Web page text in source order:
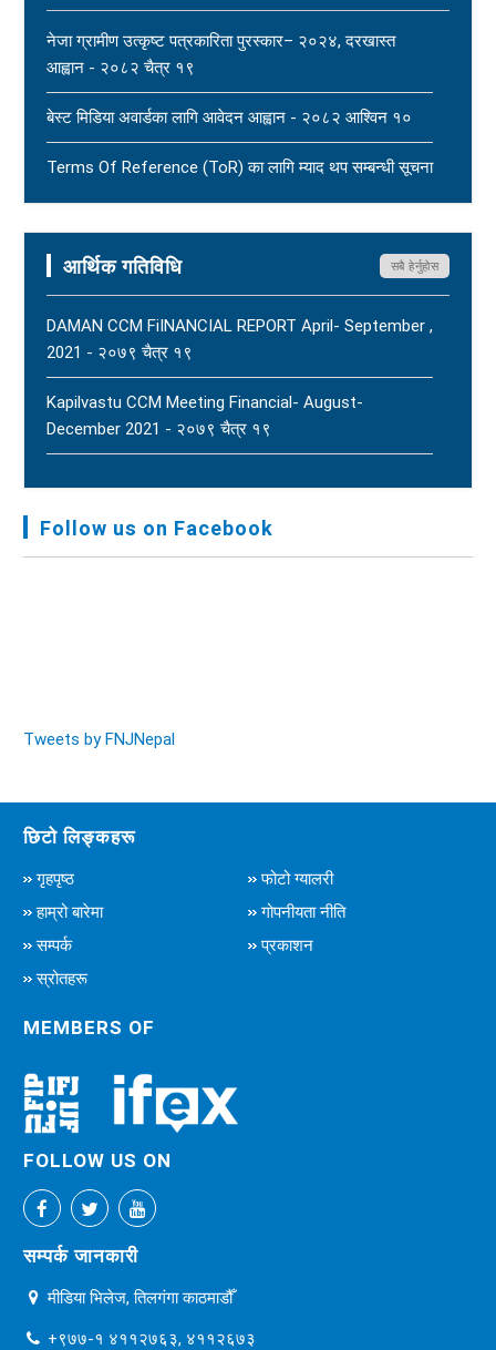
खबरले नेपाल पत्रकार महासंघ स्तब्ध र दुःखी - २०८३ साउन १७
New
धार्मिक सहिष्णुता, सामाजिक सद्भाव र शान्ति कायम राख्न नेपाल
पत्रकार महासंघको आग्रह - २०८३ साउन १५
New
नेजा ग्रामीण उत्कृष्ट पत्रकारिता पुरस्कार– २०२४, दरखास्त
आह्वान - २०८२ चैत्र १९
बेस्ट मिडिया अवार्डका लागि आवेदन आह्वान - २०८२ आश्विन १०
Terms Of Reference (ToR) का लागि म्याद थप सम्बन्धी सूचना
आर्थिक गतिविधि सबै हेर्नुहोस
DAMAN CCM FiINANCIAL REPORT April- September ,
2021 - २०७९ चैत्र १९
Kapilvastu CCM Meeting Financial- August-
December 2021 - २०७९ चैत्र १९
Audit Report FY-2076-077 - २०७७ कार्तिक २३
Follow us on Facebook
Tweets by FNJNepal
छिटो लिङ्कहरू
गृहपृष्ठ
फोटो ग्यालरी
हाम्रो बारेमा
गोपनीयता नीति
सम्पर्क
प्रकाशन
स्रोतहरू
MEMBERS OF
FOLLOW US ON
सम्पर्क जानकारी
मीडिया भिलेज, तिलगंगा काठमाडौँ
+९७७-१ ४११२७६३, ४११२६७३